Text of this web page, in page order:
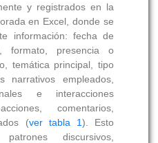
y registrados en la
en Excel, donde se
información: fecha de
formato, presencia o
temática principal, tipo
narrativos empleados,
e interacciones
comentarios,
(ver tabla 1). Esto
discursivos,